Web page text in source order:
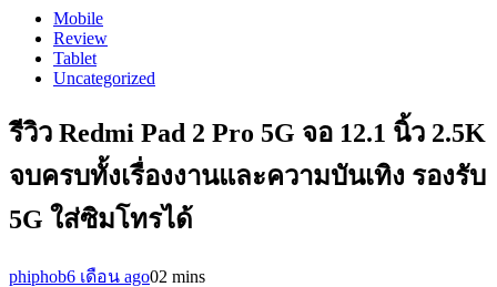
Mobile
Review
Tablet
Uncategorized
รีวิว Redmi Pad 2 Pro 5G จอ 12.1 นิ้ว 2.5K
จบครบทั้งเรื่องงานและความบันเทิง รองรับ
5G ใส่ซิมโทรได้
phiphob6 เดือน ago02 mins